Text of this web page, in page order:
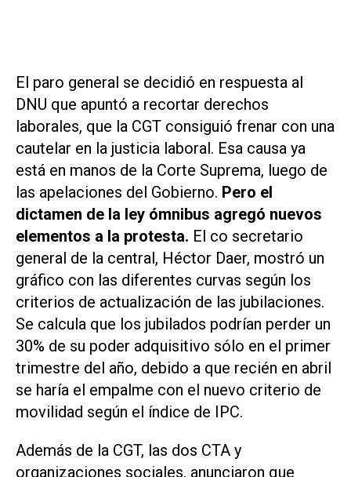
El paro general se decidió en respuesta al
DNU que apuntó a recortar derechos
laborales, que la CGT consiguió frenar con una
cautelar en la justicia laboral. Esa causa ya
está en manos de la Corte Suprema, luego de
las apelaciones del Gobierno. Pero el
dictamen de la ley ómnibus agregó nuevos
elementos a la protesta. El co secretario
general de la central, Héctor Daer, mostró un
gráfico con las diferentes curvas según los
criterios de actualización de las jubilaciones.
Se calcula que los jubilados podrían perder un
30% de su poder adquisitivo sólo en el primer
trimestre del año, debido a que recién en abril
se haría el empalme con el nuevo criterio de
movilidad según el índice de IPC.
Además de la CGT, las dos CTA y
organizaciones sociales, anunciaron que